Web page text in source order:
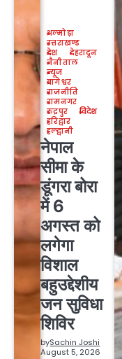
अल्मोड़ा
उत्तराखण्ड
देश
देहरादून
नैनीताल
न्यूज
बागेश्वर
राजनीति
रामनगर
रुद्रपुर
विदेश
हरिद्वार
हल्द्वानी
नेपाल
सीमा के
डूंगरा बोरा
में 6
अगस्त को
लगेगा
विशाल
बहुउद्देशीय
जन सुविधा
शिविर
bySachin Joshi
August 5, 2026